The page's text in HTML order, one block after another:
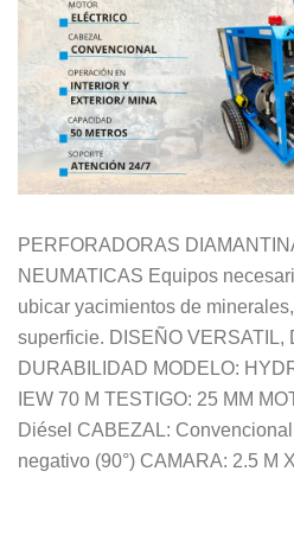
PERFORADORAS
NEUMATICAS Equipos
ubicar yacimientos de
superficie. DISEÑO VERSATIL,
DURABILIDAD MODELO:
IEW 70 M TESTIGO: 25 MM
Diésel CABEZAL:
negativo (90°) CAMARA: 2.5 M